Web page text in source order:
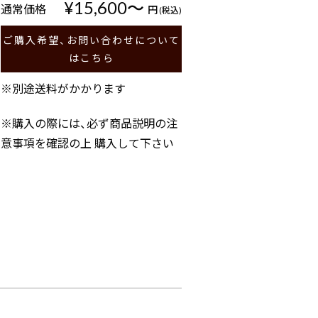
通常価格 ¥15,600〜 円(税込)
ご購入希望、お問い合わせについて
はこちら
※別途送料がかかります
※購入の際には、必ず商品説明の注
意事項を確認の上 購入して下さい